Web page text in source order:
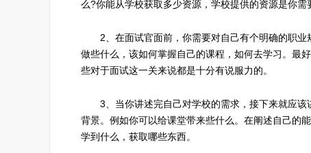
么?你能从学校获取多少资源，学校提供的资源是你需
2、在面试官面前，你需要对自己有个明确的职业
做些什么，该如何掌握自己的课程，如何去学习。最
些对于面试这一关来说都是十分有说服力的。
3、当你讲述完自己对学校的需求，接下来就应该
背景。例如你可以给课堂带来些什么。在阐述自己的
学到什么，获取哪些东西。